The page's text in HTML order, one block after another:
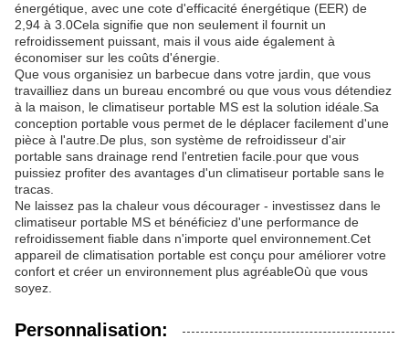
énergétique, avec une cote d'efficacité énergétique (EER) de
2,94 à 3.0Cela signifie que non seulement il fournit un
refroidissement puissant, mais il vous aide également à
économiser sur les coûts d'énergie.
Que vous organisiez un barbecue dans votre jardin, que vous
travailliez dans un bureau encombré ou que vous vous détendiez
à la maison, le climatiseur portable MS est la solution idéale.Sa
conception portable vous permet de le déplacer facilement d'une
pièce à l'autre.De plus, son système de refroidisseur d'air
portable sans drainage rend l'entretien facile.pour que vous
puissiez profiter des avantages d'un climatiseur portable sans le
tracas.
Ne laissez pas la chaleur vous décourager - investissez dans le
climatiseur portable MS et bénéficiez d'une performance de
refroidissement fiable dans n'importe quel environnement.Cet
appareil de climatisation portable est conçu pour améliorer votre
confort et créer un environnement plus agréableOù que vous
soyez.
Personnalisation: